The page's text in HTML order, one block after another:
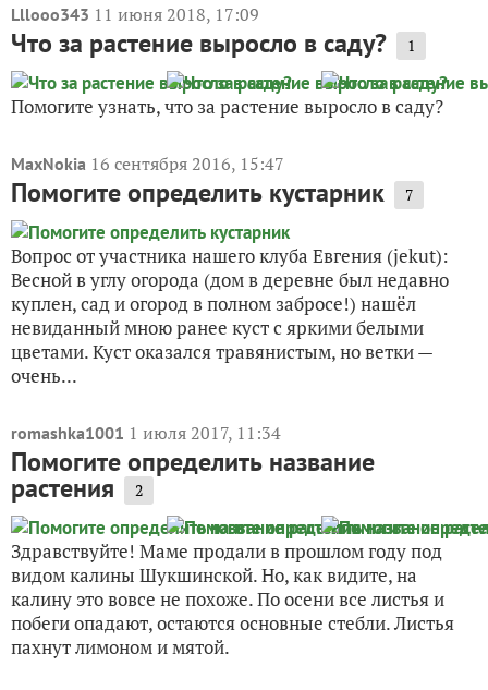
Lllooo343 11 июня 2018, 17:09
Что за растение выросло в саду? 1
Помогите узнать, что за растение выросло в саду?
MaxNokia 16 сентября 2016, 15:47
Помогите определить кустарник 7
Вопрос от участника нашего клуба Евгения (jekut):
Весной в углу огорода (дом в деревне был недавно
куплен, сад и огород в полном забросе!) нашёл
невиданный мною ранее куст с яркими белыми
цветами. Куст оказался травянистым, но ветки —
очень...
romashka1001 1 июля 2017, 11:34
Помогите определить название
растения 2
Здравствуйте! Маме продали в прошлом году под
видом калины Шукшинской. Но, как видите, на
калину это вовсе не похоже. По осени все листья и
побеги опадают, остаются основные стебли. Листья
пахнут лимоном и мятой.